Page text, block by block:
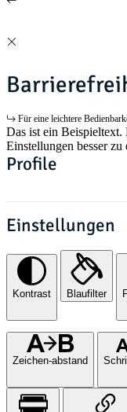
Für eine leichtere
Das ist ein
Einstellungen besser zu
Profile
Einstellungen
Kontrast Blaufilter
Zeichen-abstand